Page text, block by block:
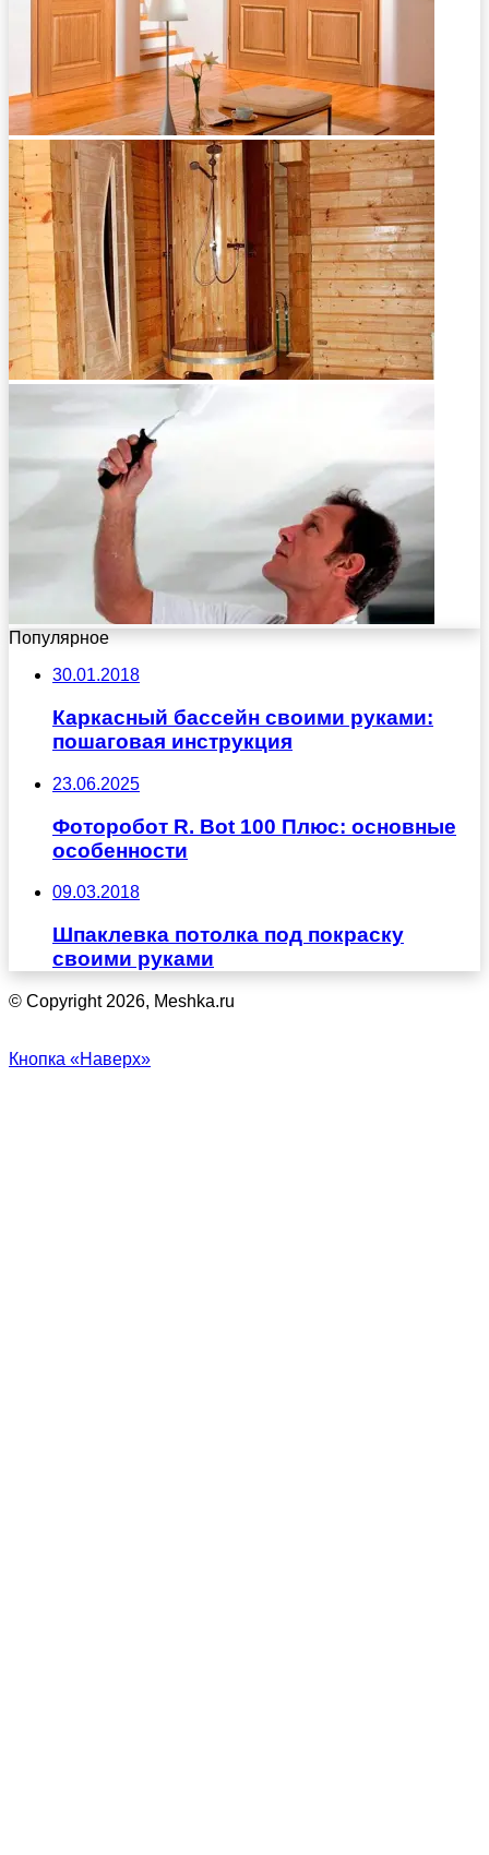
Популярное
30.01.2018
Каркасный бассейн своими руками:
пошаговая инструкция
23.06.2025
Фоторобот R. Bot 100 Плюс: основные
особенности
09.03.2018
Шпаклевка потолка под покраску
своими руками
© Copyright 2026, Meshka.ru
Кнопка «Наверх»